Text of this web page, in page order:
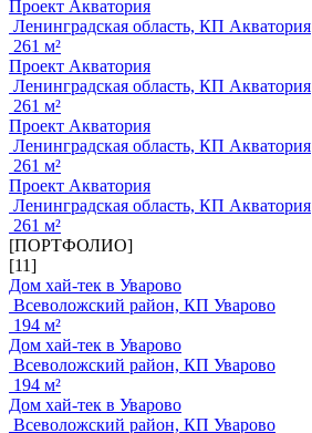
Проект Акватория
Ленинградская область, КП Акватория
261 м²
Проект Акватория
Ленинградская область, КП Акватория
261 м²
Проект Акватория
Ленинградская область, КП Акватория
261 м²
Проект Акватория
Ленинградская область, КП Акватория
261 м²
[ПОРТФОЛИО]
[11]
Дом хай-тек в Уварово
Всеволожский район, КП Уварово
194 м²
Дом хай-тек в Уварово
Всеволожский район, КП Уварово
194 м²
Дом хай-тек в Уварово
Всеволожский район, КП Уварово